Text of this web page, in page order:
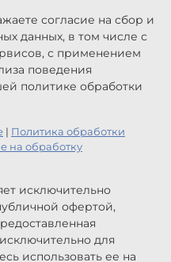
согласие на сбор и
данных, в том числе с
с применением
поведения
политике обработки
| Политика обработки
на обработку
исключительно
офертой,
для
использовать ее на